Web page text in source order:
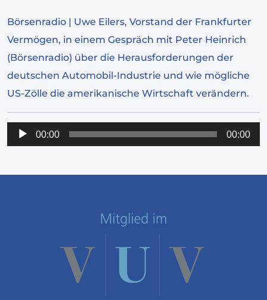
Börsenradio | Uwe Eilers, Vorstand der Frankfurter
Vermögen, in einem Gespräch mit Peter Heinrich
(Börsenradio) über die Herausforderungen der
deutschen Automobil-Industrie und wie mögliche
US-Zölle die amerikanische Wirtschaft verändern.
Audio-
Player
00:00 00:00